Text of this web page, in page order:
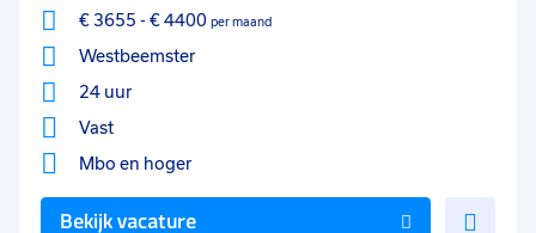
€ 3655 - € 4400 per maand
Westbeemster
24 uur
Vast
Mbo en hoger
Bekijk vacature